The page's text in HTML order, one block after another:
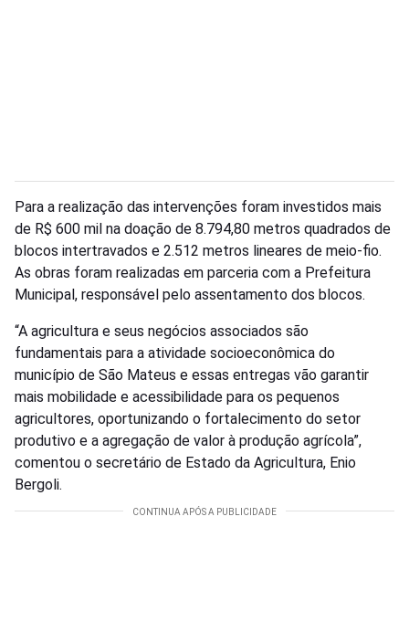
Para a realização das intervenções foram investidos mais
de R$ 600 mil na doação de 8.794,80 metros quadrados de
blocos intertravados e 2.512 metros lineares de meio-fio.
As obras foram realizadas em parceria com a Prefeitura
Municipal, responsável pelo assentamento dos blocos.
“A agricultura e seus negócios associados são
fundamentais para a atividade socioeconômica do
município de São Mateus e essas entregas vão garantir
mais mobilidade e acessibilidade para os pequenos
agricultores, oportunizando o fortalecimento do setor
produtivo e a agregação de valor à produção agrícola”,
comentou o secretário de Estado da Agricultura, Enio
Bergoli.